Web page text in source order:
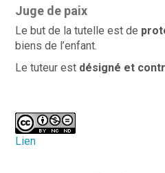
Juge de paix
Le but de la tutelle est de
biens de l’enfant.
Le tuteur est désigné et
Lien